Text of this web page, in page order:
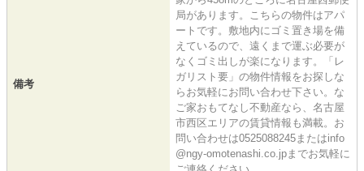
備考
局があります。こちらの物件はアパ
ートです。敷地内にゴミ置き場を備
えているので、遠くまで運ぶ必要が
なくゴミ出しが楽になります。「レ
ガリスト要」の物件情報をお探しな
らお気軽にお問い合わせ下さい。な
ご家おもてなし不動産なら、名古屋
市西区エリアの賃貸情報も満載。お
問い合わせは0525088245またはinfo
@ngy-omotenashi.co.jpまでお気軽に